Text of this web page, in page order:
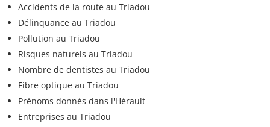
Accidents de la route au Triadou
Délinquance au Triadou
Pollution au Triadou
Risques naturels au Triadou
Nombre de dentistes au Triadou
Fibre optique au Triadou
Prénoms donnés dans l'Hérault
Entreprises au Triadou